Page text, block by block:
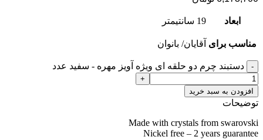
ابعاد 19 سانتیمتر
مناسب برای آقایان/ بانوان
دستبند چرم دو حلقه ای ویژه آویز مهره - سفید عدد
افزودن به سبد خرید
توضیحات
Made with crystals from swarovski
Nickel free – 2 years guarantee